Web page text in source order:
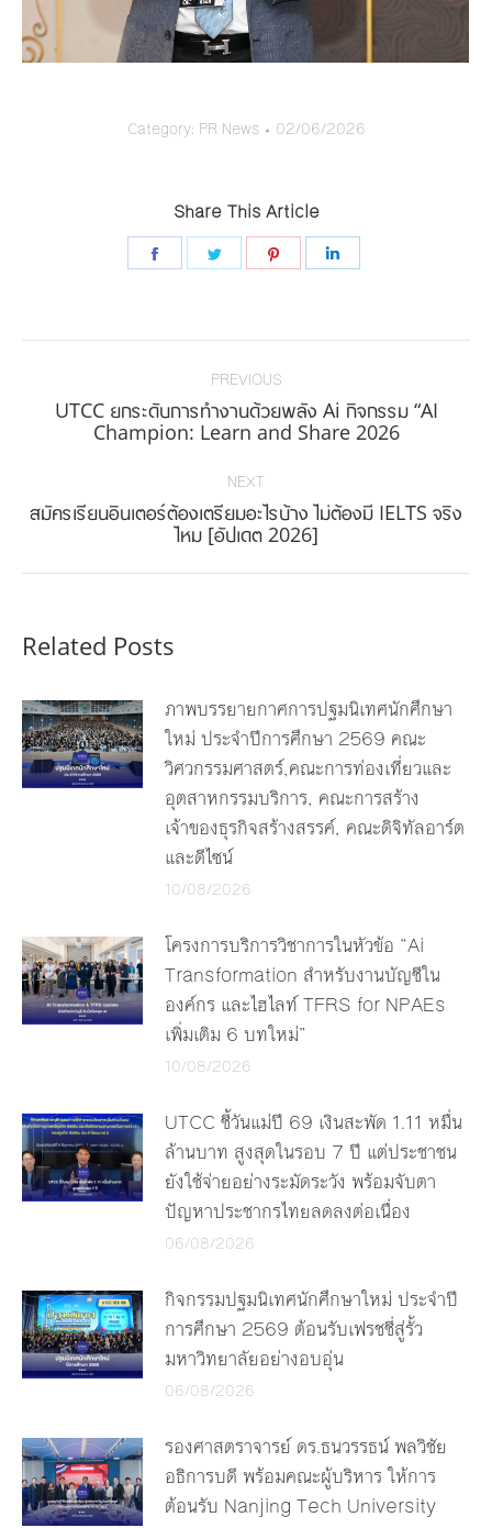
Category: PR News 02/06/2026
Share This Article
Share
Share
Share
PREVIOUS
Previous
post:
UTCC ยกระดับการทำงานด้วยพลัง Ai กิจกรรม “AI
Champion: Learn and Share 2026
NEXT
Next
post:
สมัครเรียนอินเตอร์ต้องเตรียมอะไรบ้าง ไม่ต้องมี IELTS จริง
ไหม [อัปเดต 2026]
Related Posts
ภาพบรรยายกาศการปฐมนิเทศนักศึกษา
ใหม่ ประจำปีการศึกษา 2569 คณะ
วิศวกรรมศาสตร์,คณะการท่องเที่ยวและ
อุตสาหกรรมบริการ, คณะการสร้าง
เจ้าของธุรกิจสร้างสรรค์, คณะดิจิทัลอาร์ต
และดีไซน์
10/08/2026
โครงการบริการวิชาการในหัวข้อ “Ai
Transformation สำหรับงานบัญชีใน
องค์กร และไฮไลท์ TFRS for NPAEs
เพิ่มเติม 6 บทใหม่”
10/08/2026
UTCC ชี้วันแม่ปี 69 เงินสะพัด 1.11 หมื่น
ล้านบาท สูงสุดในรอบ 7 ปี แต่ประชาชน
ยังใช้จ่ายอย่างระมัดระวัง พร้อมจับตา
ปัญหาประชากรไทยลดลงต่อเนื่อง
06/08/2026
กิจกรรมปฐมนิเทศนักศึกษาใหม่ ประจำปี
การศึกษา 2569 ต้อนรับเฟรชชี่สู่รั้ว
มหาวิทยาลัยอย่างอบอุ่น
06/08/2026
รองศาสตราจารย์ ดร.ธนวรรธน์ พลวิชัย
อธิการบดี พร้อมคณะผู้บริหาร ให้การ
ต้อนรับ Nanjing Tech University